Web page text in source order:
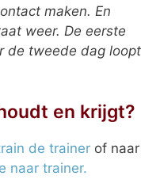
maken. En
weer. De eerste
de tweede dag loopt
en krijgt?
de trainer of naar
naar trainer.